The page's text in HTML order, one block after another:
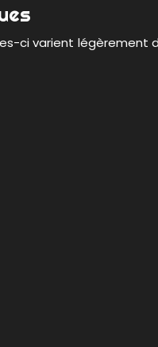
ci varient légèrement